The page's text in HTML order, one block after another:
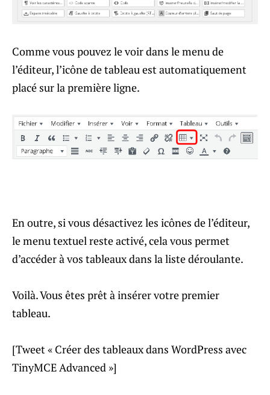
Comme vous pouvez le voir dans le menu de
l’éditeur, l’icône de tableau est automatiquement
placé sur la première ligne.
En outre, si vous désactivez les icônes de l’éditeur,
le menu textuel reste activé, cela vous permet
d’accéder à vos tableaux dans la liste déroulante.
Voilà. Vous êtes prêt à insérer votre premier
tableau.
[Tweet « Créer des tableaux dans WordPress avec
TinyMCE Advanced »]